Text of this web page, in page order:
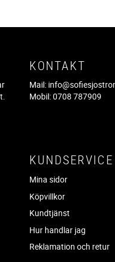
KONTAKT
Mail:
Mobil: 0708 787909
KUNDSERVICE
Mina sidor
Köpvillkor
Kundtjänst
Hur handlar jag
Reklamation och retur